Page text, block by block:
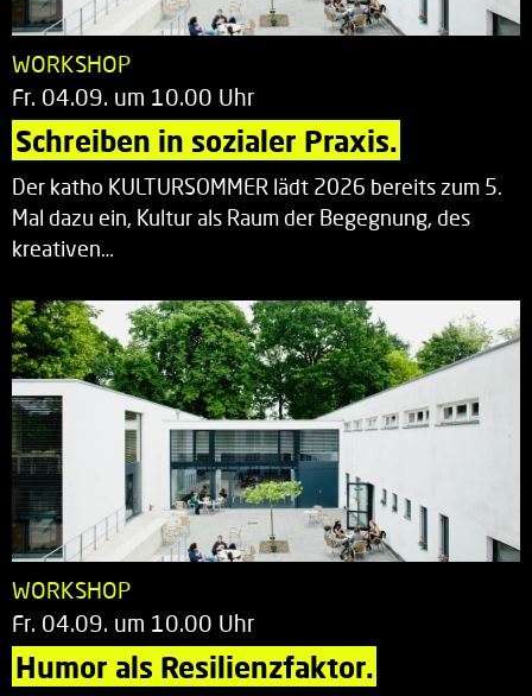
WORKSHOP
Fr. 04.09. um 10.00 Uhr
Schreiben in sozialer Praxis.
Der katho KULTURSOMMER lädt 2026 bereits zum 5.
Mal dazu ein, Kultur als Raum der Begegnung, des
kreativen…
WORKSHOP
Fr. 04.09. um 10.00 Uhr
Humor als Resilienzfaktor.